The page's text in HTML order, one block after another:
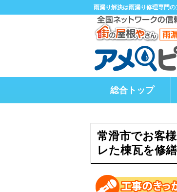
雨漏り解決は雨漏り修理専門
総合トップ
常滑市でお客
レた棟瓦を修